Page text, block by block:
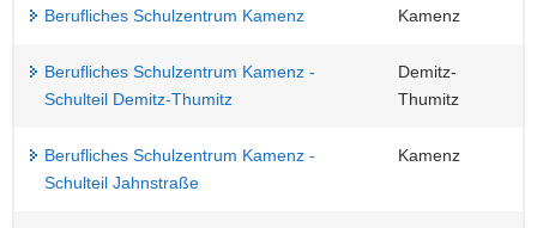
Berufliches Schulzentrum Kamenz Kamenz
Berufliches Schulzentrum Kamenz -
Schulteil Demitz-Thumitz
Demitz-
Thumitz
Berufliches Schulzentrum Kamenz -
Schulteil Jahnstraße
Kamenz